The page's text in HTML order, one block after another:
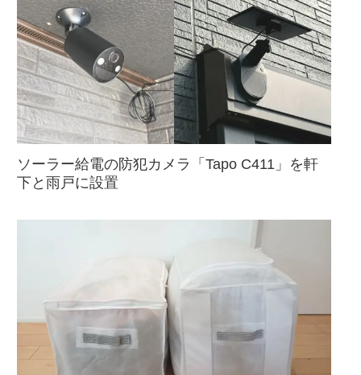
ソーラー給電の防犯カメラ「Tapo C411」を軒
下と雨戸に設置